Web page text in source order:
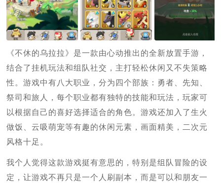
《不休的乌拉拉》是一款由心动推出的全新放置手游，
结合了挂机玩法和组队社交，主打轻松休闲又不失策略
性。游戏中有八大职业，分为四个部族：勇者、先知、
祭司和旅人，每个职业都有独特的技能和玩法，玩家可
以根据自己的喜好选择适合的角色。游戏还加入了生火
做饭、云吸萌宠等有趣的休闲元素，画面精美，二次元
风格十足。
我个人觉得这款游戏挺有意思的，特别是组队冒险的设
定，让游戏不再只是一个人刷副本，而是可以和朋友一